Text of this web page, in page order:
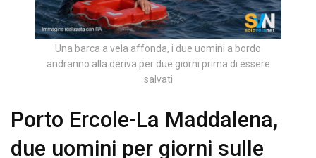
Una barca a vela affonda, i due uomini a bordo
andranno alla deriva per due giorni prima di essere
salvati
Porto Ercole-La Maddalena,
due uomini per giorni sulle